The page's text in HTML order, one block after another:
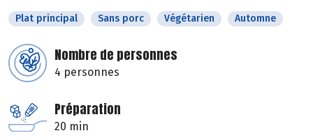
Plat principal Sans porc Végétarien Automne
Nombre de personnes
4 personnes
Préparation
20 min